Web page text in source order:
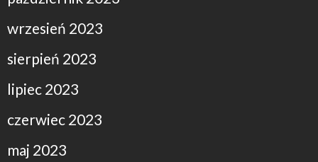
wrzesień 2023
sierpień 2023
lipiec 2023
czerwiec 2023
maj 2023